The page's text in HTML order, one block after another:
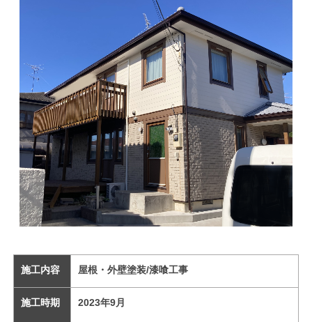
施工内容 屋根・外壁塗装/漆喰工事
施工時期 2023年9月